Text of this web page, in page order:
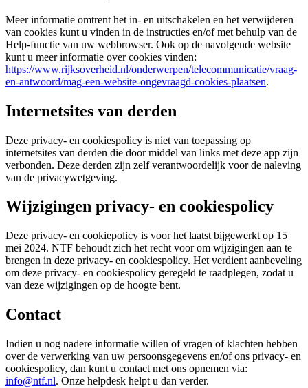
Meer informatie omtrent het in- en uitschakelen en het verwijderen
van cookies kunt u vinden in de instructies en/of met behulp van de
Help-functie van uw webbrowser. Ook op de navolgende website
kunt u meer informatie over cookies vinden:
https://www.rijksoverheid.nl/onderwerpen/telecommunicatie/vraag-
en-antwoord/mag-een-website-ongevraagd-cookies-plaatsen.
Internetsites van derden
Deze privacy- en cookiespolicy is niet van toepassing op
internetsites van derden die door middel van links met deze app zijn
verbonden. Deze derden zijn zelf verantwoordelijk voor de naleving
van de privacywetgeving.
Wijzigingen privacy- en cookiespolicy
Deze privacy- en cookiepolicy is voor het laatst bijgewerkt op 15
mei 2024. NTF behoudt zich het recht voor om wijzigingen aan te
brengen in deze privacy- en cookiespolicy. Het verdient aanbeveling
om deze privacy- en cookiespolicy geregeld te raadplegen, zodat u
van deze wijzigingen op de hoogte bent.
Contact
Indien u nog nadere informatie willen of vragen of klachten hebben
over de verwerking van uw persoonsgegevens en/of ons privacy- en
cookiespolicy, dan kunt u contact met ons opnemen via:
info@ntf.nl. Onze helpdesk helpt u dan verder.